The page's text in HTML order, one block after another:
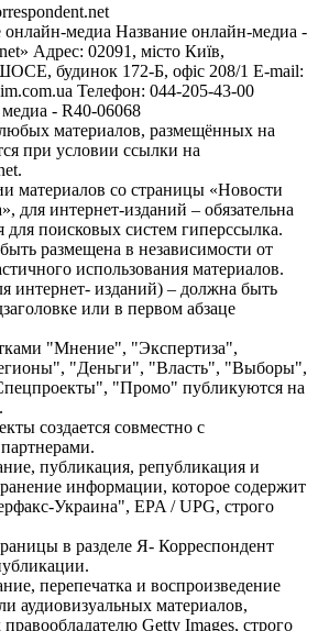
онлайн-медиа Название онлайн-медиа -
Адрес: 02091, місто Київ,
будинок 172-Б, офіс 208/1 E-mail:
Телефон: 044-205-43-00
- R40-06068
материалов, размещённых на
при условии ссылки на
материалов со страницы «Новости
для интернет-изданий – обязательна
для поисковых систем гиперссылка.
размещена в независимости от
использования материалов.
интернет- изданий) – должна быть
или в первом абзаце
"Мнение", "Экспертиза",
"Деньги", "Власть", "Выборы",
"Промо" публикуются на
создается совместно с
публикация, републикация и
информации, которое содержит
Украина", EPA / UPG, строго
в разделе Я- Корреспондент
перепечатка и воспроизведение
аудиовизуальных материалов,
Getty Images, строго